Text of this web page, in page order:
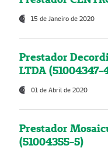
15 de Janeiro de 2020
Prestador
LTDA (51004347-
01 de Abril de 2020
Prestador
(51004355-5)